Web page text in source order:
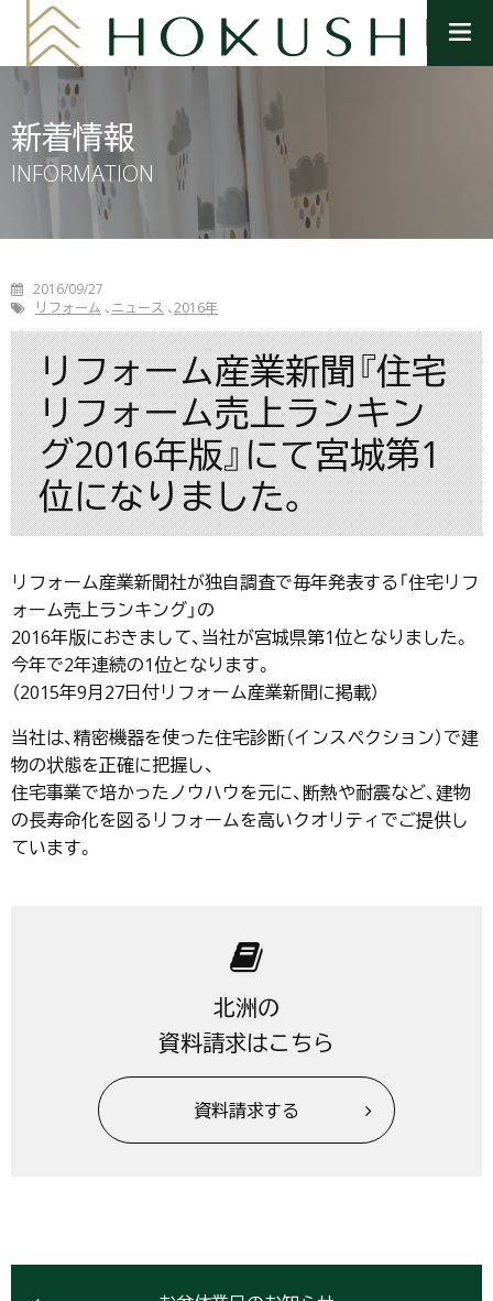
ニ
新着情報
INFORMATION
2016/09/27
リフォーム
ニュース 2016年
リフォーム産業新聞『住宅
リフォーム売上ランキン
グ2016年版』にて宮城第1
位になりました。
リフォーム産業新聞社が独自調査で毎年発表する「住宅リフ
ォーム売上ランキング」の
2016年版におきまして、当社が宮城県第1位となりました。
今年で2年連続の1位となります。
（2015年9月27日付リフォーム産業新聞に掲載）
当社は、精密機器を使った住宅診断（インスペクション）で建
物の状態を正確に把握し、
住宅事業で培かったノウハウを元に、断熱や耐震など、建物
の長寿命化を図るリフォームを高いクオリティでご提供し
ています。
北洲の
資料請求はこちら
資料請求する